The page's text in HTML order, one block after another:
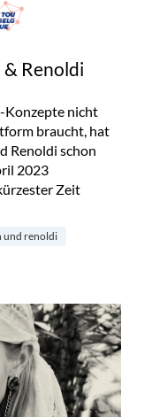
Renoldi
Konzepte nicht
braucht, hat
Renoldi schon
2023
Zeit
by Simon &
und renoldi